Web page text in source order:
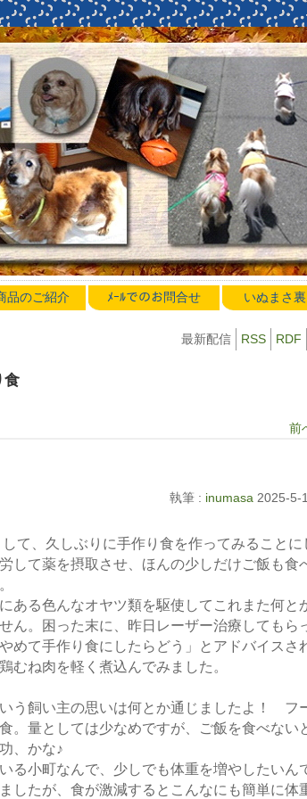
品のご紹介 ﾒｰﾙでのお問合せ いぬまさ
最新配信 RSS RDF
食
前
執筆 : inumasa 2025-5-
て、久しぶりに手作り食を作ってみることに
して薬を摂取させ、ほんの少しだけご飯も食
ある色んなオヤツ類を駆使してこれまた何と
ん。困った末に、昨日レーザー治療してもら
めて手作り食にしたらどう」とアドバイスさ
むね肉を軽く煮込んでみました。
う飼い主の思いは何とか通じましたよ！ フ
。量としては少なめですが、ご飯を食べない
、かな♪
る小町なんで、少しでも体重を増やしたいん
したが、食が激減するとこんなにも簡単に体